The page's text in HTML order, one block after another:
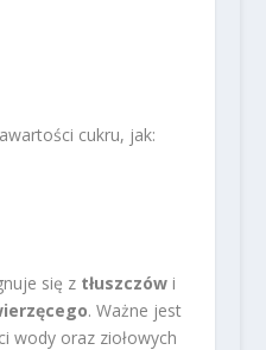
cukru, jak:
się z tłuszczówi
. Ważne jest
wody oraz ziołowych